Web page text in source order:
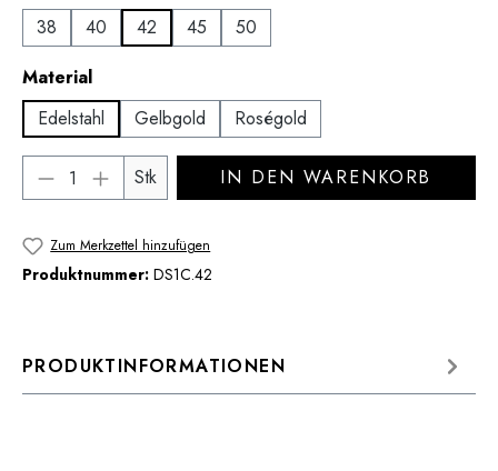
38
40 42 45
50
Materialauswählen
Edelstahl
Gelbgold Roségold
Produkt Anzahl: Gib den gewünschten
Stk IN DEN WARENKORB
Zum Merkzettel hinzufügen
Produktnummer: DS1C.42
PRODUKTINFORMATIONEN